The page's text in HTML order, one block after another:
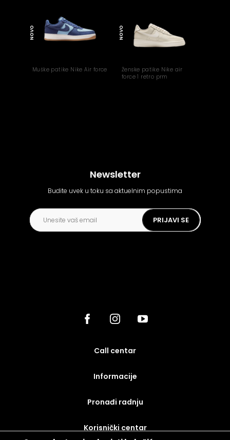
Muške patike Nike Air force
NOVO
Ženske patike Nike air
force 1 retro prm
NOVO
Newsletter
Budite uvek u toku sa aktuelnim popustima
PRIJAVI SE
call centar
Informacije
Pronađi radnju
korisnički centar